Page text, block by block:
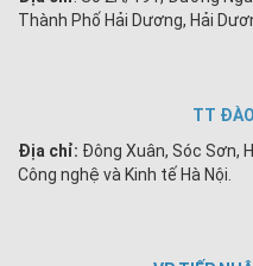
Thành Phố Hải Dương, Hải
TT
Địa chỉ: Đông Xuân, Sóc Sơn,
Công nghệ và Kinh tế Hà Nội.